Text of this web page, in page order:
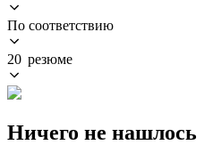
По соответствию
20 резюме
Ничего не нашлось